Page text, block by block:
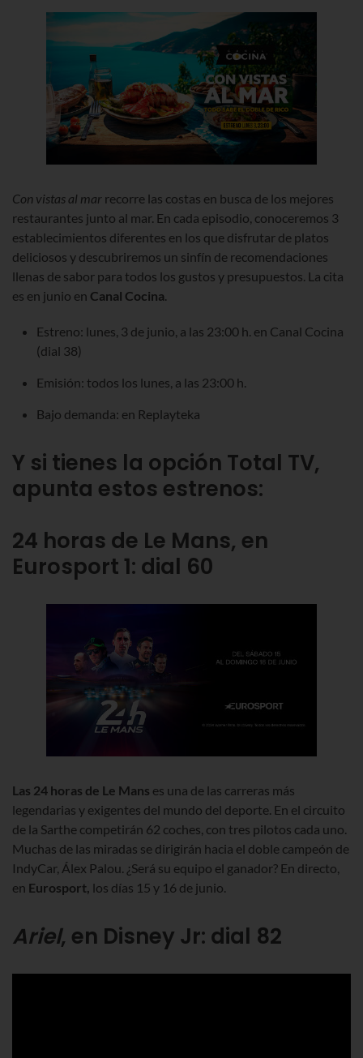
Con vistas al mar recorre las costas en busca de los mejores
restaurantes junto al mar. En cada episodio, conoceremos 3
establecimientos diferentes en los que disfrutar de platos
deliciosos y descubriremos un sinfín de recomendaciones
llenas de sabor para todos los gustos y presupuestos. La cita
es en junio en Canal Cocina
Estreno: lunes, 3 de junio, a las 23:00 h. en Canal Cocina
(dial 38)
Emisión: todos los lunes, a las 23:00 h.
Bajo demanda: en Replayteka
Y si tienes la opción Total TV,
apunta estos estrenos:
24 horas de Le Mans, en
Eurosport 1: dial 60
Las 24 horas de Le Mans es una de las carreras más
legendarias y exigentes del mundo del deporte. En el circuito
de la Sarthe competirán 62 coches, con tres pilotos cada uno.
Muchas de las miradas se dirigirán hacia el doble campeón de
IndyCar, Álex Palou. ¿Será su equipo el ganador? En directo,
en Eurosport, los días 15 y 16 de junio.
Ariel, en Disney Jr: dial 82